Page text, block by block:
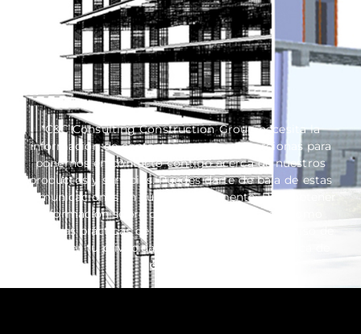
*C&C Consulting Construction Group necesita la
información de contacto que nos proporcionas para
ponernos en contacto contigo acerca de nuestros
productos y servicios. Puedes darte de baja de estas
comunicaciones en cualquier momento. Para obtener
información sobre cómo darte de baja, así como
nuestras prácticas de privacidad y el compromiso de
proteger tu privacidad, consulta nuestra Política de
privacidad.